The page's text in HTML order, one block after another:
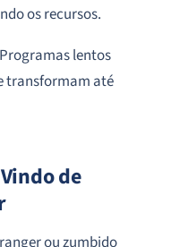
os recursos.
Programas lentos
transformam até
de
ou zumbido